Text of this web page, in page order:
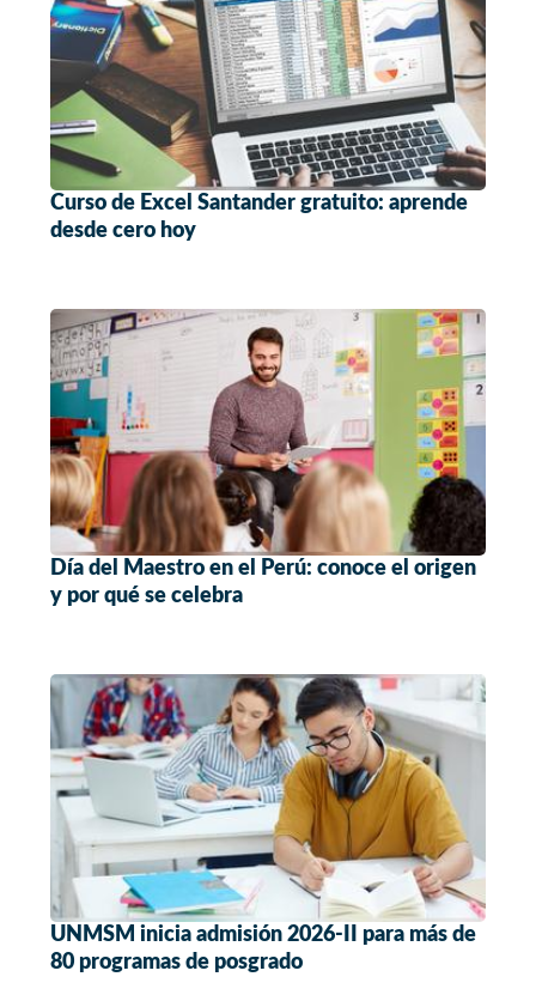
Curso de Excel Santander gratuito: aprende
desde cero hoy
Día del Maestro en el Perú: conoce el origen
y por qué se celebra
UNMSM inicia admisión 2026-II para más de
80 programas de posgrado